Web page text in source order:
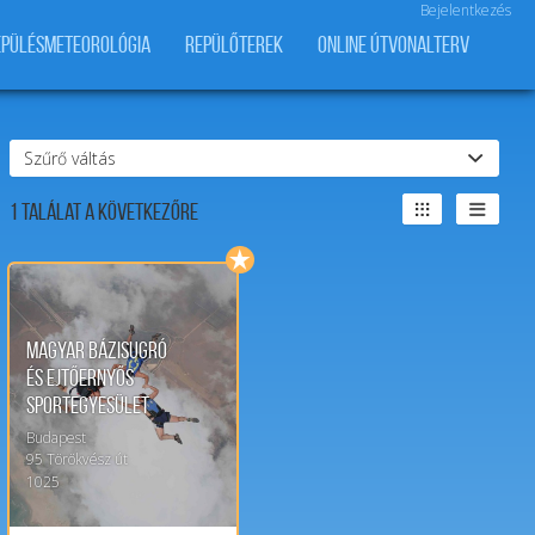
Bejelentkezés
REPÜLŐTEREK ONLINE ÚTVONALTERV
Szűrő váltás
1 Találat a következőre
Magyar Bázisugró
és Ejtőernyős
Sportegyesület
Budapest
95 Törökvész út
1025